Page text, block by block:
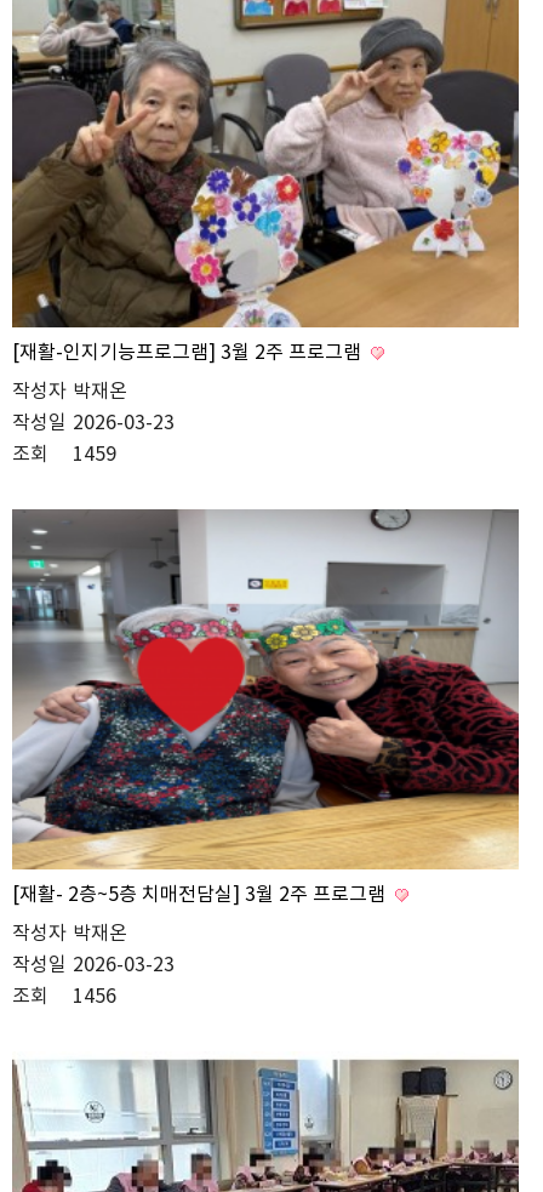
[재활-인지기능프로그램] 3월 2주 프로그램
작성자 박재온
작성일 2026-03-23
조회
1459
[재활- 2층~5층 치매전담실] 3월 2주 프로그램
작성자 박재온
작성일 2026-03-23
조회
1456